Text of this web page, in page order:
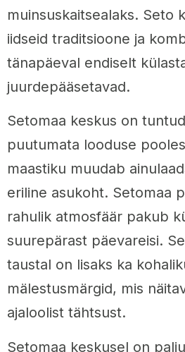
muinsuskaitsealaks. Seto
iidseid traditsioone ja
tänapäeval endiselt
juurdepääsetavad.
Setomaa keskus on
puutumata looduse
maastiku muudab
eriline asukoht. Setomaa
rahulik atmosfäär pakub
suurepärast päevareisi.
taustal on lisaks ka
mälestusmärgid, mis
ajaloolist tähtsust.
Setomaa keskusel on